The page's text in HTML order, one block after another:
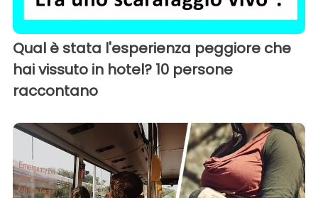
Qual è stata l'esperienza peggiore che
hai vissuto in hotel? 10 persone
raccontano